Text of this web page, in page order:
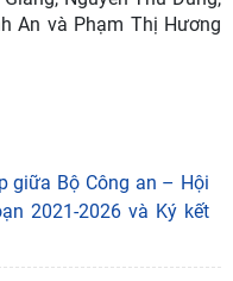
An và Phạm Thị Hương
giữa Bộ Công an – Hội
2021-2026 và Ký kết